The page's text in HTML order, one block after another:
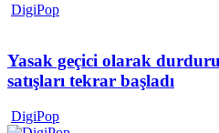
DigiPop
Yasak geçici olarak
satışları tekrar başladı
DigiPop